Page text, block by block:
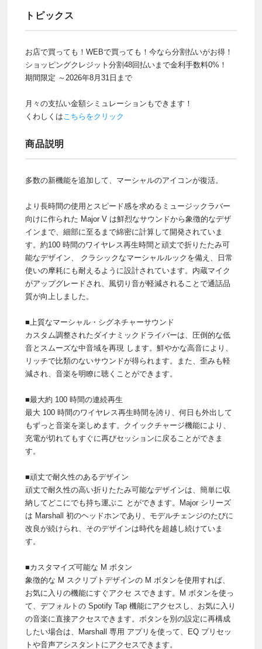
トピックス
お店で買っても！WEBで買っても！今なら分割払いがお得！
ショッピングクレジット分割48回払いまで金利手数料0%！
期間限定 ～2026年8月31日まで
月々の支払い金額シミュレーションもできます！
くわしくはこちらをクリック
商品説明
多数の新機能を追加して、マーシャルのアイコンが復活。
より長時間の使用とスピード感を求めるミュージックラバー
向けに作られた Major V は鮮烈なサウンドから象徴的なデザ
インまで、細部に至るまで綿密に計算して開発されていま
す。約100 時間のワイヤレス再生時間と頑丈で折りたたみ可
能なデザイン、 クラシックなマーシャルルックを備え、日常
使いの摩耗にも耐えるように設計されています。内蔵マイク
がアップグレードされ、風切り音が軽減されることで通話品
質が向上しました。
■上質なマーシャル・シグネチャーサウンド
カスタム調整されたダイナミックドライバーは、圧倒的な低
音とスムーズな中音域を再現 します。鮮やかな高音により、
リッチで比類のないサウンドが得られます。また、歪みも軽
減され、音楽を明瞭に聴くことができます。
■最大約 100 時間の連続再生
最大 100 時間のワイヤレス再生時間を誇り、何日も外出して
もずっと音楽を楽しめます。クイックチャージ機能により、
充電が切れてもすぐに再びセッションに戻ることができま
す。
■頑丈で耐久性のあるデザイン
頑丈で耐久性の高い折りたたみ可能なデザインは、簡単に収
納してどこにでも持ち運ぶこ とができます。Major シリーズ
は Marshall 初のヘッドホンであり、モデルチェンジのたびに
改良が続けられ、そのデザインは時代を超越し続けていま
す。
■カスタマイズ可能な M ボタン
象徴的な M スクリプトデザインの M ボタンを使用すれば、
お気に入りの機能にすぐアクセ スできます。M ボタンを使っ
て、デフォルトの Spotify Tap 機能にアクセスし、お気に入り
の音楽に直接アクセスできます。ボタンを別の設定に再構成
したい場合は、Marshall 専用 アプリを使って、EQ プリセッ
トや音声アシスタントにアクセスできます。